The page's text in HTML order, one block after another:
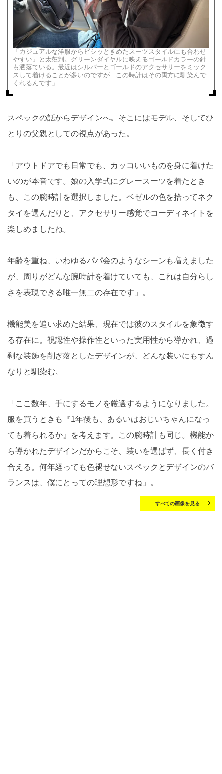
「カジュアルな洋服からビシッときめたスーツスタイルにも合わせ
やすい」と太鼓判。グリーンダイヤルに映えるゴールドカラーの針
も洒落ている。最近はシルバーとゴールドのアクセサリーをミック
スして着けることが多いのですが、この時計はその両方に馴染んで
くれるんです」
スペックの話からデザインへ。そこにはモデル、そしてひ
とりの父親としての視点があった。
「アウトドアでも日常でも、カッコいいものを身に着けた
いのが本音です。娘の入学式にグレースーツを着たとき
も、この腕時計を選択しました。ベゼルの色を拾ってネク
タイを選んだりと、アクセサリー感覚でコーディネイトを
楽しめましたね。
年齢を重ね、いわゆるパパ会のようなシーンも増えました
が、周りがどんな腕時計を着けていても、これは自分らし
さを表現できる唯一無二の存在です」。
機能美を追い求めた結果、現在では彼のスタイルを象徴す
る存在に。視認性や操作性といった実用性から導かれ、過
剰な装飾を削ぎ落としたデザインが、どんな装いにもすん
なりと馴染む。
「ここ数年、手にするモノを厳選するようになりました。
服を買うときも『1年後も、あるいはおじいちゃんになっ
ても着られるか』を考えます。この腕時計も同じ。機能か
ら導かれたデザインだからこそ、装いを選ばず、長く付き
合える。何年経っても色褪せないスペックとデザインのバ
ランスは、僕にとっての理想形ですね」。
すべての画像を見る